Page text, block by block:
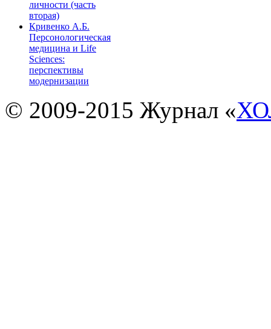
личности (часть
вторая)
Кривенко А.Б.
Персонологическая
медицина и Life
Sciences:
перспективы
модернизации
© 2009-2015 Журнал «